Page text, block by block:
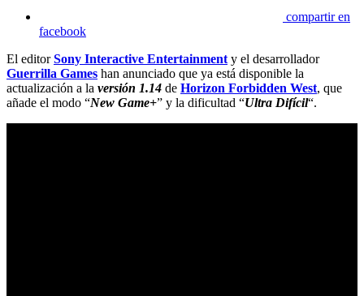
compartir en
facebook
El editorSony Interactive Entertainment y el desarrollador
Guerrilla Games han anunciado que ya está disponible la
actualización a la versión 1.14 de Horizon Forbidden West, que
añade el modo “New Game+” y la dificultad “Ultra Difícil“.